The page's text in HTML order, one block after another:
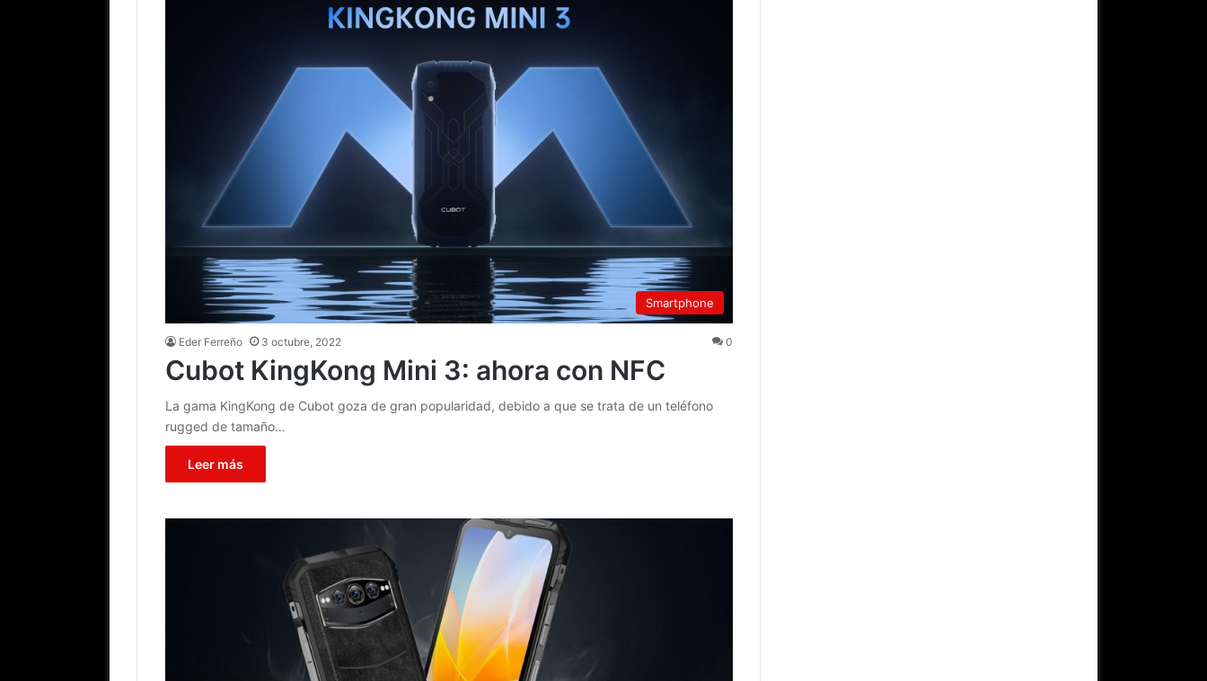
Smartphone
Eder Ferreño 3 octubre, 2022 0
Cubot KingKong Mini 3: ahora con NFC
La gama KingKong de Cubot goza de gran popularidad, debido a que se trata de un teléfono
rugged de tamaño…
Leer más